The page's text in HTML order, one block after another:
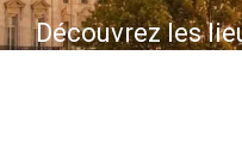
Découvrez les